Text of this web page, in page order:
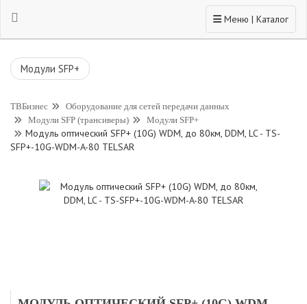
Toggle navigation
Меню | Каталог
Модули SFP+
ТВБизнес
Оборудование для сетей передачи данных
Модули SFP (трансиверы)
Модули SFP+
Модуль оптический SFP+ (10G) WDM, до 80км, DDM, LC - TS-
SFP+-10G-WDM-A-80 TELSAR